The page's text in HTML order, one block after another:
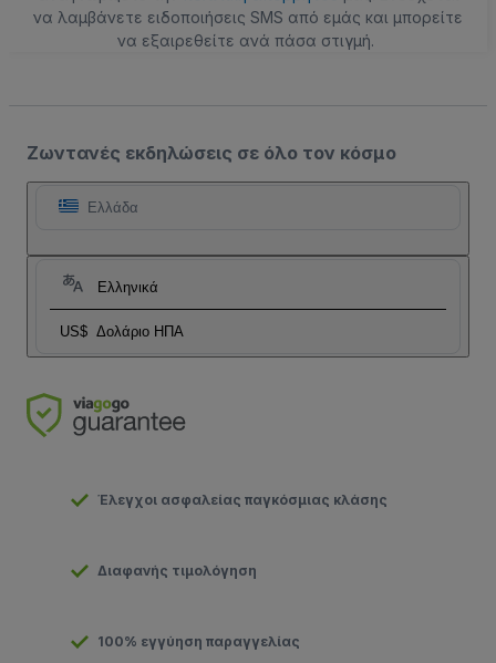
να λαμβάνετε ειδοποιήσεις SMS από εμάς και μπορείτε
να εξαιρεθείτε ανά πάσα στιγμή.
Ζωντανές εκδηλώσεις σε όλο τον κόσμο
Ελλάδα
Ελληνικά
US$ Δολάριο ΗΠΑ
Έλεγχοι ασφαλείας παγκόσμιας κλάσης
Διαφανής τιμολόγηση
100% εγγύηση παραγγελίας